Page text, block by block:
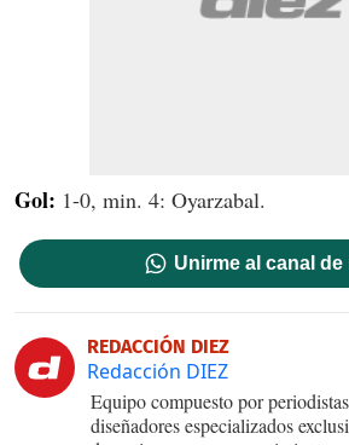
Gol: 1-0, min. 4: Oyarzabal.
Unirme al canal
REDACCIÓN DIEZ
Redacción DIEZ
Equipo compuesto por
diseñadores especializados